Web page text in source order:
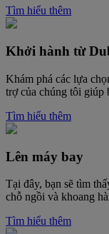
Tìm hiểu thêm
Khởi hành từ
Khám phá các lựa
trợ của chúng tôi
Tìm hiểu thêm
Lên máy bay
Tại đây, bạn sẽ tìm
chỗ ngồi và khoang
Tìm hiểu thêm